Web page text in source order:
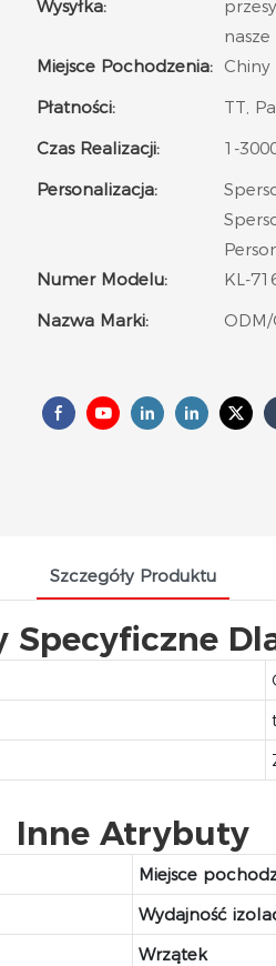
Wysyłka:
Miejsce Pochodzenia: Chiny
Płatności:
TT,
Czas Realizacji:
1-
Personalizacja:
Numer Modelu:
KL-
Nazwa Marki:
ODM/
Szczegóły Produktu
Inne Atrybuty
Miejsce
Wydajność
Wrzątek